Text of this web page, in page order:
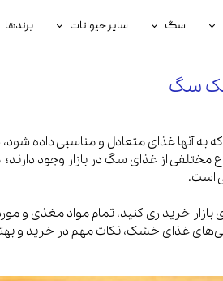
نگهداری گربه
و بهداشتی گربه
سگ
لوازم نگهداری سگ
آرایشی و بهداشتی سگ
سایر حیوانات برندها
بیفار
رولی
سگ
به آنها غذای متعادل و مناسبی داده
مختلفی از غذای سگ در بازار وجود
است.
خریداری کنید، تمام مواد مغذی و
غذای خشک، نکات مهم در خرید و